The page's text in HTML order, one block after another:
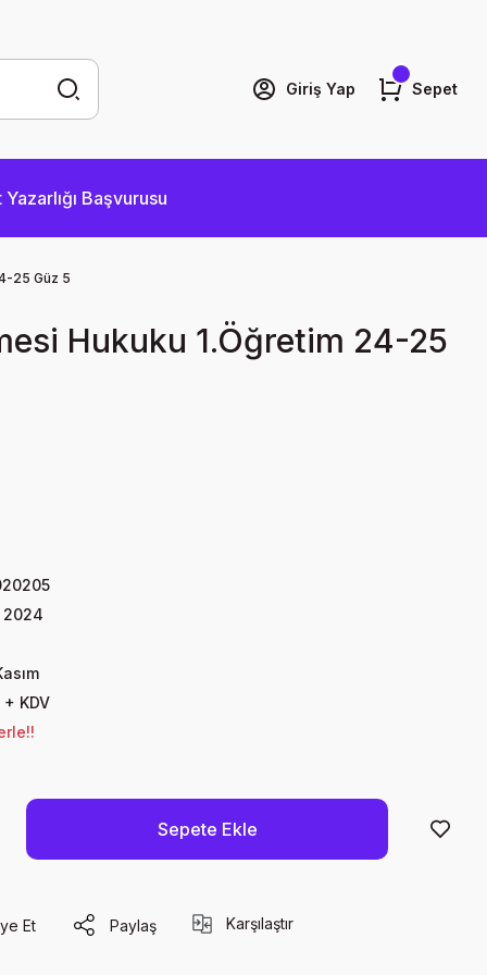
Giriş Yap Sepet
Yazarlığı Başvurusu
25 Güz 5
Hukuku 1.Öğretim 24-25
2024
KDV
Sepete Ekle
Et Paylaş Karşılaştır